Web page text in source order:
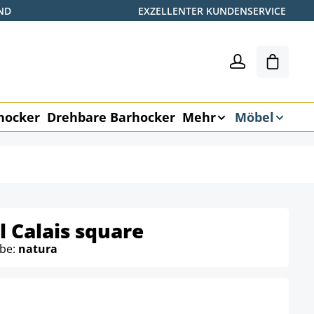
EXZELLENTER KUNDENSERVICE
Drehbare Barhocker Mehr Möbel
Calais square
natura